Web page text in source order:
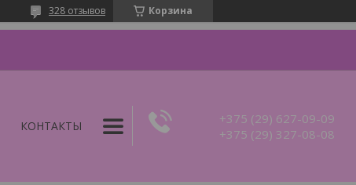
Корзина
328 отзывов
КОНТАКТЫ
+375 (29) 627-09-09
+375 (29) 327-08-08